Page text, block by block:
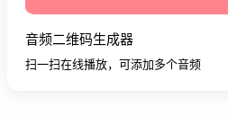
音频二维码生成器
扫一扫在线播放，可添加多个音频